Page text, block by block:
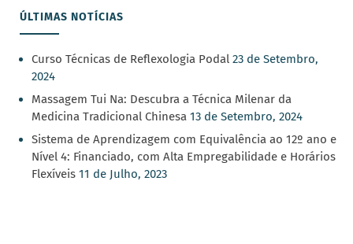
ÚLTIMAS NOTÍCIAS
Curso Técnicas de Reflexologia Podal 23 de Setembro,
2024
Massagem Tui Na: Descubra a Técnica Milenar da
Medicina Tradicional Chinesa 13 de Setembro, 2024
Sistema de Aprendizagem com Equivalência ao 12º ano e
Nível 4: Financiado, com Alta Empregabilidade e Horários
Flexíveis 11 de Julho, 2023